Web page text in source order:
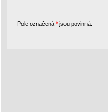
Pole označená * jsou povinná.